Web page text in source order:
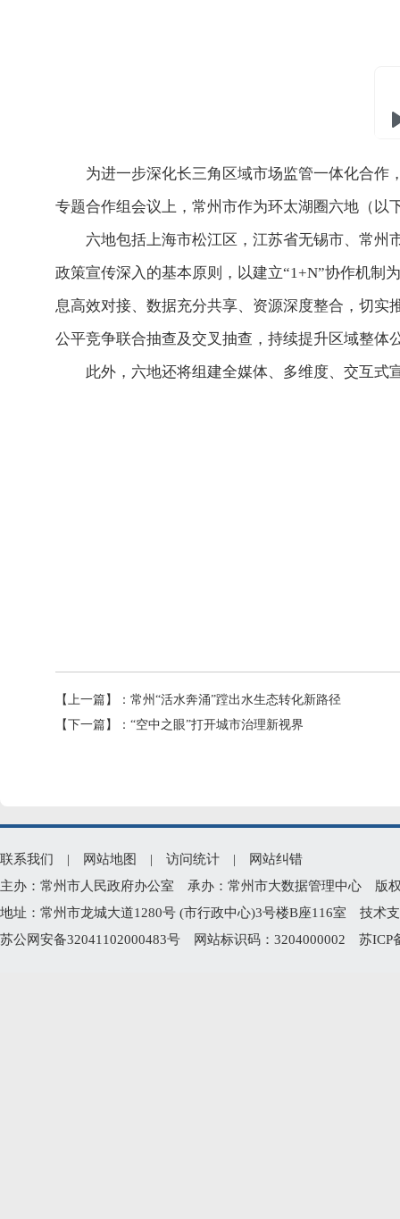
为进一步深化长三角区域市场监管一体化合作，
专题合作组会议上，常州市作为环太湖圈六地（
六地包括上海市松江区，江苏省无锡市、常州
政策宣传深入的基本原则，以建立“1+N”协作机制
息高效对接、数据充分共享、资源深度整合，切
公平竞争联合抽查及交叉抽查，持续提升区域整体
此外，六地还将组建全媒体、多维度、交互式
【上一篇】： 常州“活水奔涌”蹚出水生态转化新路径
【下一篇】： “空中之眼”打开城市治理新视界
联系我们 | 网站地图 | 访问统计 |
网站纠错
主办：常州市人民政府办公室 承办：常州市大数据管理中心 版
地址：常州市龙城大道1280号 (市行政中心)3号楼B座116室 技术
苏公网安备32041102000483号 网站标识码：3204000002 苏ICP